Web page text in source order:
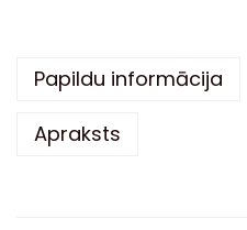
Papildu informācija
Apraksts